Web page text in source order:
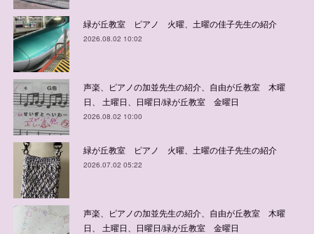
緑が丘教室 ピアノ 火曜、土曜の佳子先生の紹介
2026.08.02 10:02
声楽、ピアノの加並先生の紹介、自由が丘教室 木曜
日、 土曜日、日曜日/緑が丘教室 金曜日
2026.08.02 10:00
緑が丘教室 ピアノ 火曜、土曜の佳子先生の紹介
2026.07.02 05:22
声楽、ピアノの加並先生の紹介、自由が丘教室 木曜
日、 土曜日、日曜日/緑が丘教室 金曜日